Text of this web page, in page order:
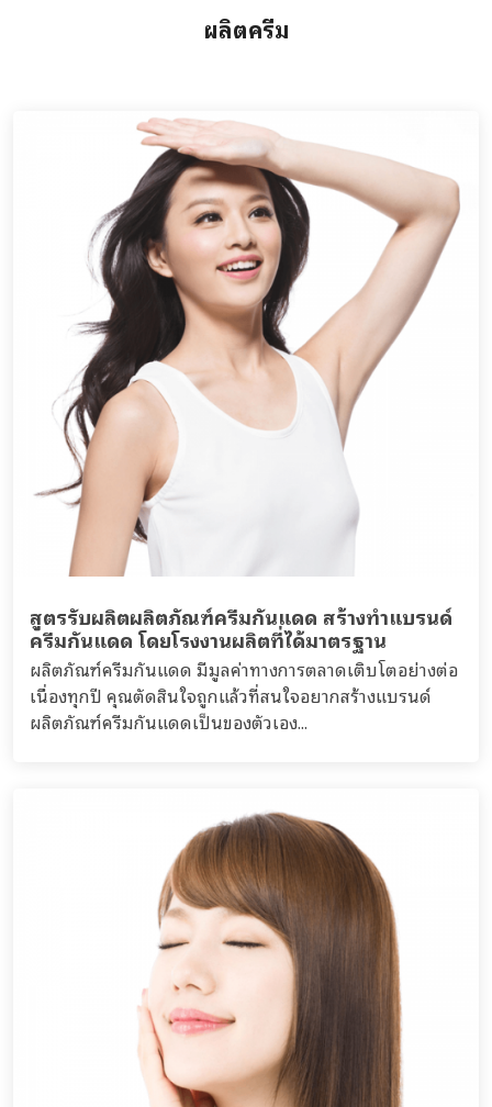
ผลิตครีม
สูตรรับผลิตผลิตภัณฑ์ครีมกันแดด สร้างทำแบรนด์
ครีมกันแดด โดยโรงงานผลิตที่ได้มาตรฐาน
ผลิตภัณฑ์ครีมกันแดด มีมูลค่าทางการตลาดเติบโตอย่างต่อ
เนื่องทุกปี คุณตัดสินใจถูกแล้วที่สนใจอยากสร้างแบรนด์
ผลิตภัณฑ์ครีมกันแดดเป็นของตัวเอง...